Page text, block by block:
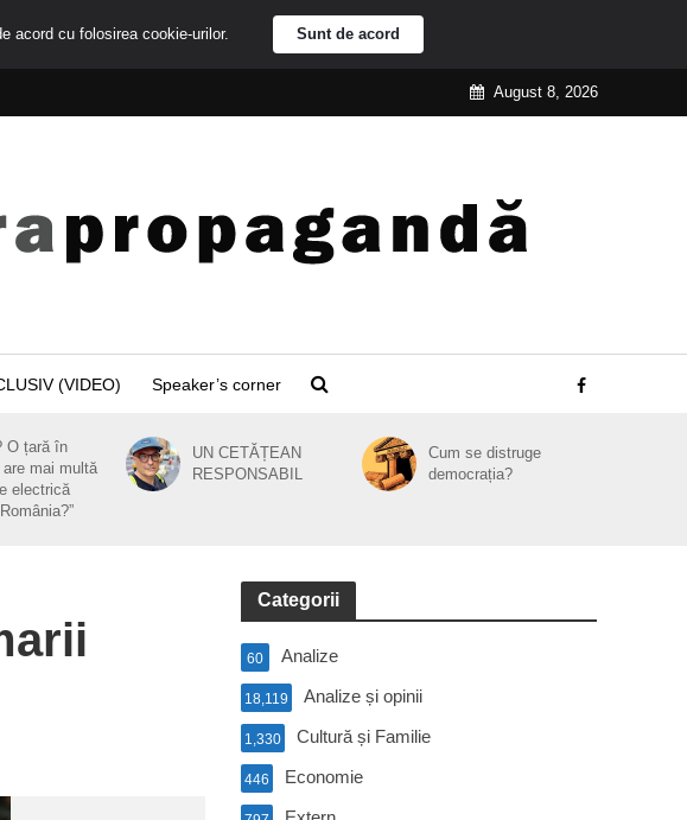
August 8, 2026
(VIDEO) Speaker’s corner
O țară în
are mai multă
electrică
UN CETĂȚEAN
RESPONSABIL
Cum se distruge
democrația?
Categorii
Analize
60
Analize și opinii
18,119
Cultură și Familie
1,330
Economie
446
acord cu folosirea cookie-urilor. Sunt de acord